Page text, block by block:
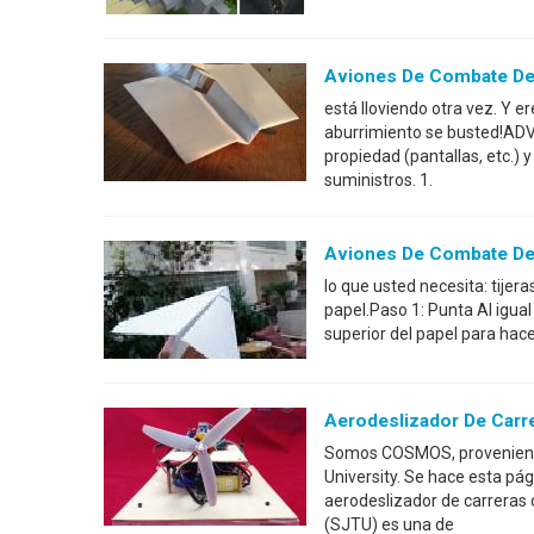
Aviones De Combate
está lloviendo otra vez. Y
aburrimiento se
propiedad (pantallas, etc.)
suministros. 1.
Aviones De Combate
lo que usted necesita:
papel.Paso 1: Punta Al
superior del papel para
Aerodeslizador De
Somos COSMOS,
University. Se hace esta
aerodeslizador de carreras
(SJTU) es una de